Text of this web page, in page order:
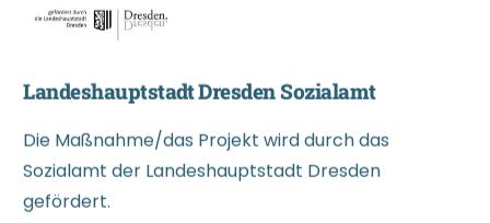
Landeshauptstadt Dresden Sozialamt
Die Maßnahme/das Projekt wird durch das
Sozialamt der Landeshauptstadt Dresden
gefördert.